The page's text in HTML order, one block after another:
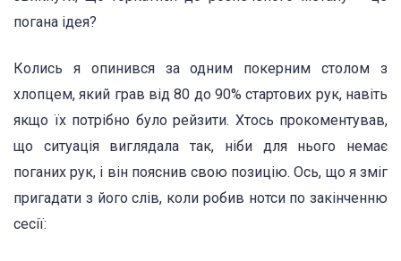
погана ідея?
Колись я опинився за одним покерним столом з
хлопцем, який грав від 80 до 90% стартових рук, навіть
якщо їх потрібно було рейзити. Хтось прокоментував,
що ситуація виглядала так, ніби для нього немає
поганих рук, і він пояснив свою позицію. Ось, що я зміг
пригадати з його слів, коли робив нотси по закінченню
сесії: